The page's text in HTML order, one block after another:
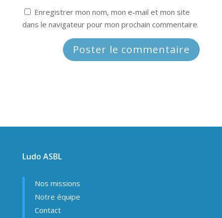
Enregistrer mon nom, mon e-mail et mon site
dans le navigateur pour mon prochain commentaire.
Ludo ASBL
Nos missions
Notre équipe
Contact